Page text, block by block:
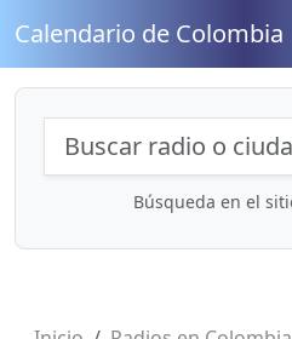
Calendario de Colombia
Búsqueda de
Búsqueda en el